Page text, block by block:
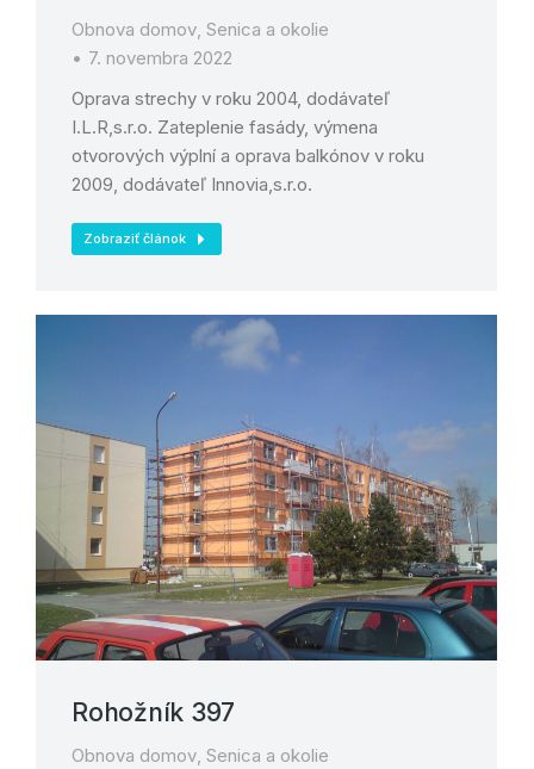
Obnova domov, Senica a okolie
7. novembra 2022
Oprava strechy v roku 2004, dodávateľ
I.L.R,s.r.o. Zateplenie fasády, výmena
otvorových výplní a oprava balkónov v roku
2009, dodávateľ Innovia,s.r.o.
Zobraziť článok
Rohožník 397
Obnova domov, Senica a okolie